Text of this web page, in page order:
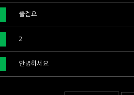
즐겜요
2
안녕하세요